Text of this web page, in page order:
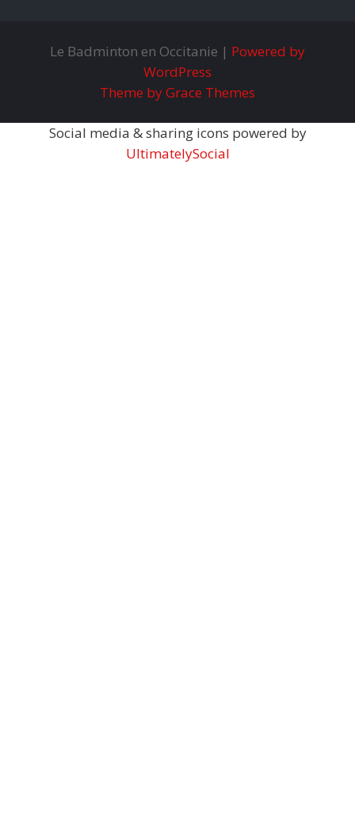
Le Badminton en Occitanie | Powered by
WordPress
Theme by Grace Themes
Social media & sharing icons powered by
UltimatelySocial